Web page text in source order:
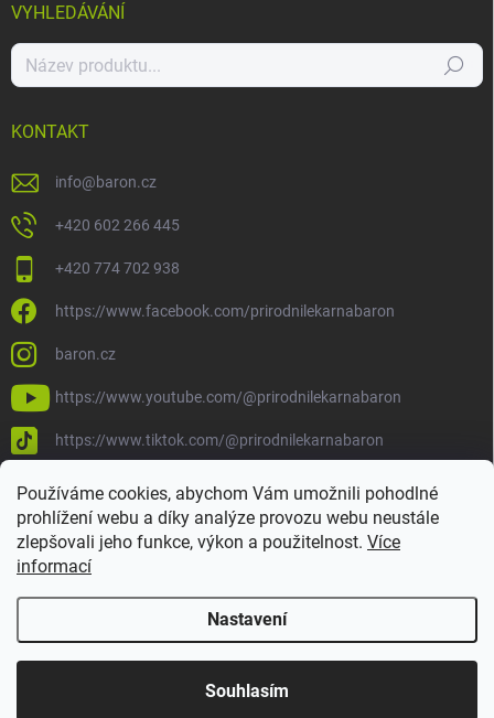
Používáme cookies, abychom Vám umožnili pohodlné
prohlížení webu a díky analýze provozu webu neustále
zlepšovali jeho funkce, výkon a použitelnost. Více
informací
Nastavení
Souhlasím
VYHLEDÁVÁNÍ
Hledat
KONTAKT
info@baron.cz
+420 602 266 445
+420 774 702 938
https://www.facebook.com/prirodnilekarnabaron
baron.cz
https://www.youtube.com/@prirodnilekarnabaron
https://www.tiktok.com/@prirodnilekarnabaron
Copyright 2026Baron. Všechna práva vyhrazena.Upravit nastavení
cookies